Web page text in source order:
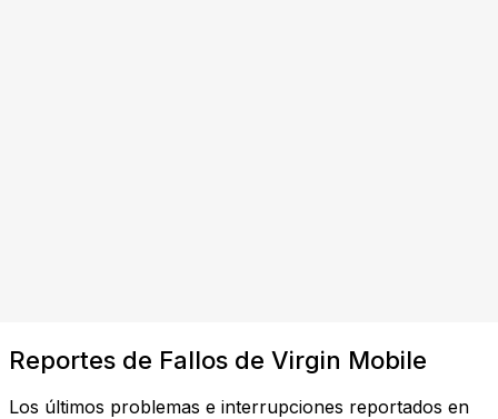
Reportes de Fallos de Virgin Mobile
Los últimos problemas e interrupciones reportados en